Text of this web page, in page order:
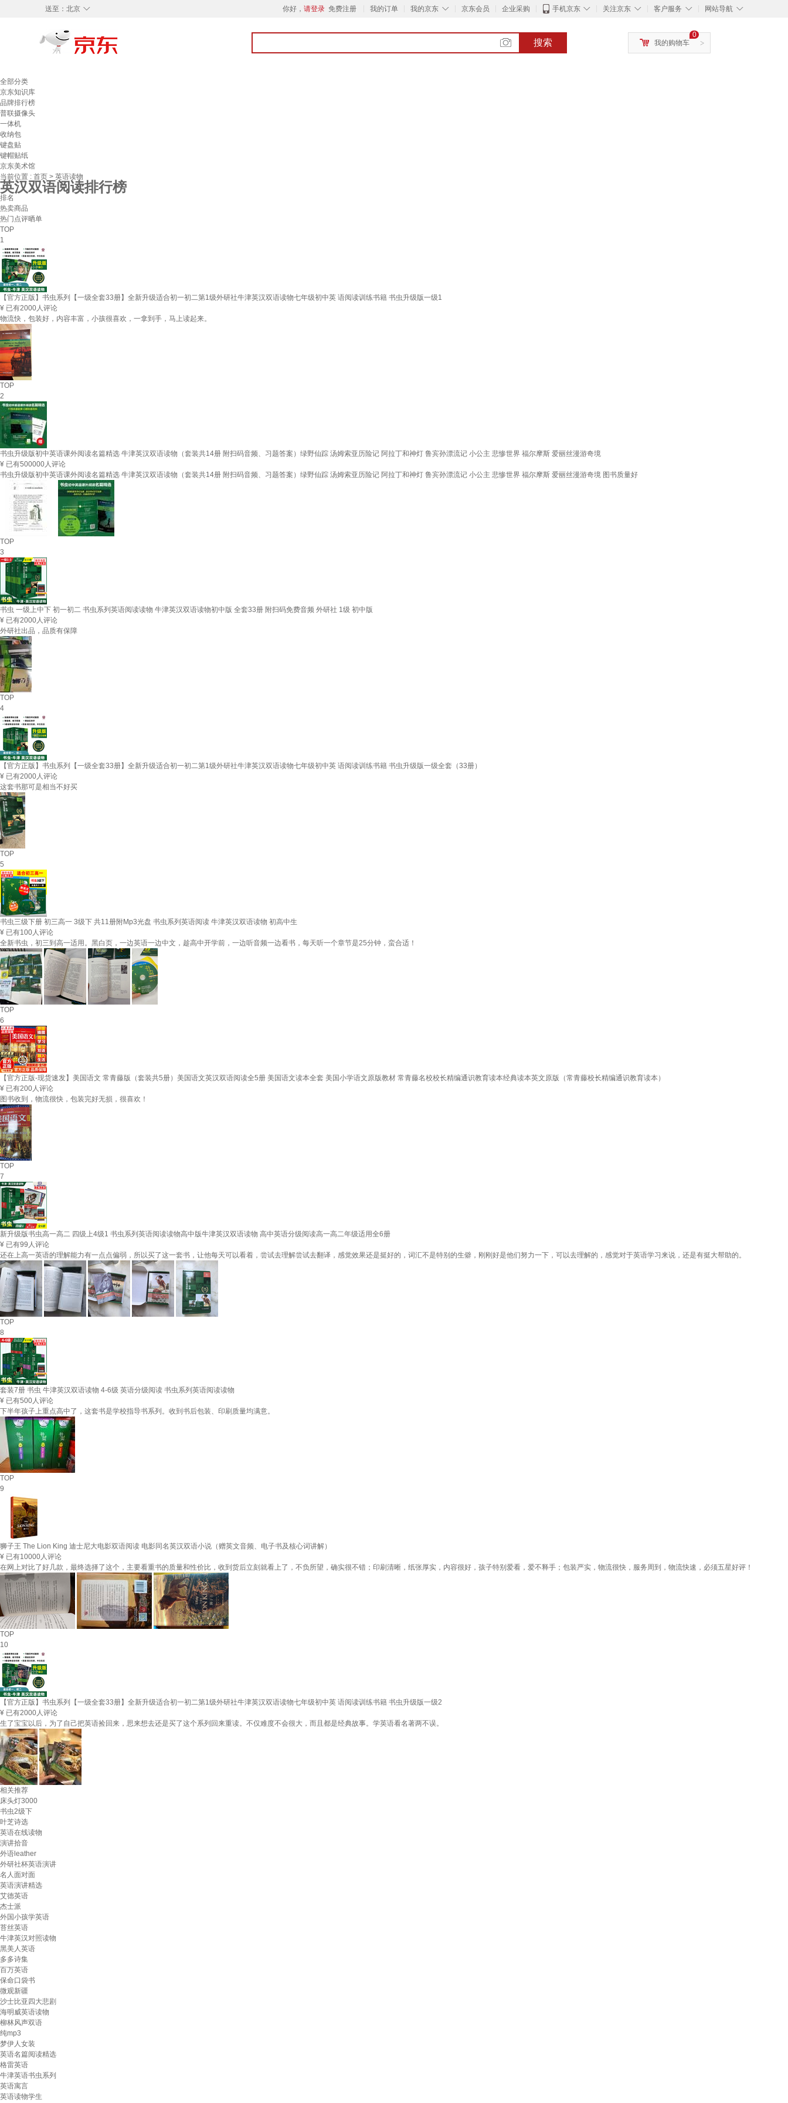
◇
送至： 北京 你好， 请登录 免费注册 我的订单 ◇
我的京东 京东会员 企业采购 ◇
手机京东 ◇
关注京东 ◇
客户服务 ◇
网站导航
搜索 >
0
我的购物车
全部分类
京东知识库
品牌排行榜
普联摄像头
一体机
收纳包
键盘贴
键帽贴纸
京东美术馆
当前位置 : 首页 > 英语读物
英汉双语阅读排行榜
排名
热卖商品
热门点评晒单
TOP
1
【官方正版】书虫系列【一级全套33册】全新升级适合初一初二第1级外研社牛津英汉双语读物七年级初中英 语阅读训练书籍 书虫升级版一级1
¥ 已有2000人评论
物流快，包装好，内容丰富，小孩很喜欢，一拿到手，马上读起来。
TOP
2
书虫升级版初中英语课外阅读名篇精选 牛津英汉双语读物（套装共14册 附扫码音频、习题答案）绿野仙踪 汤姆索亚历险记 阿拉丁和神灯 鲁宾孙漂流记 小公主 悲惨世界 福尔摩斯 爱丽丝漫游奇境
¥ 已有500000人评论
书虫升级版初中英语课外阅读名篇精选 牛津英汉双语读物（套装共14册 附扫码音频、习题答案）绿野仙踪 汤姆索亚历险记 阿拉丁和神灯 鲁宾孙漂流记 小公主 悲惨世界 福尔摩斯 爱丽丝漫游奇境 图书质量好
TOP
3
书虫 一级上中下 初一初二 书虫系列英语阅读读物 牛津英汉双语读物初中版 全套33册 附扫码免费音频 外研社 1级 初中版
¥ 已有2000人评论
外研社出品，品质有保障
TOP
4
【官方正版】书虫系列【一级全套33册】全新升级适合初一初二第1级外研社牛津英汉双语读物七年级初中英 语阅读训练书籍 书虫升级版一级全套（33册）
¥ 已有2000人评论
这套书那可是相当不好买
TOP
5
书虫三级下册 初三高一 3级下 共11册附Mp3光盘 书虫系列英语阅读 牛津英汉双语读物 初高中生
¥ 已有100人评论
全新书虫，初三到高一适用。黑白页，一边英语一边中文，趁高中开学前，一边听音频一边看书，每天听一个章节是25分钟，蛮合适！
TOP
6
【官方正版-现货速发】美国语文 常青藤版（套装共5册）美国语文英汉双语阅读全5册 美国语文读本全套 美国小学语文原版教材 常青藤名校校长精编通识教育读本经典读本英文原版（常青藤校长精编通识教育读本）
¥ 已有200人评论
图书收到，物流很快，包装完好无损，很喜欢！
TOP
7
新升级版书虫高一高二 四级上4级1 书虫系列英语阅读读物高中版牛津英汉双语读物 高中英语分级阅读高一高二年级适用全6册
¥ 已有99人评论
还在上高一英语的理解能力有一点点偏弱，所以买了这一套书，让他每天可以看着，尝试去理解尝试去翻译，感觉效果还是挺好的，词汇不是特别的生僻，刚刚好是他们努力一下，可以去理解的，感觉对于英语学习来说，还是有挺大帮助的。
TOP
8
套装7册 书虫 牛津英汉双语读物 4-6级 英语分级阅读 书虫系列英语阅读读物
¥ 已有500人评论
下半年孩子上重点高中了，这套书是学校指导书系列。收到书后包装、印刷质量均满意。
TOP
9
狮子王 The Lion King 迪士尼大电影双语阅读 电影同名英汉双语小说（赠英文音频、电子书及核心词讲解）
¥ 已有10000人评论
在网上对比了好几款，最终选择了这个，主要看重书的质量和性价比，收到货后立刻就看上了，不负所望，确实很不错；印刷清晰，纸张厚实，内容很好，孩子特别爱看，爱不释手；包装严实，物流很快，服务周到，物流快速，必须五星好评！
TOP
10
【官方正版】书虫系列【一级全套33册】全新升级适合初一初二第1级外研社牛津英汉双语读物七年级初中英 语阅读训练书籍 书虫升级版一级2
¥ 已有2000人评论
生了宝宝以后，为了自己把英语捡回来，思来想去还是买了这个系列回来重读。不仅难度不会很大，而且都是经典故事。学英语看名著两不误。
相关推荐
床头灯3000
书虫2级下
叶芝诗选
英语在线读物
演讲拾音
外语leather
外研社杯英语演讲
名人面对面
英语演讲精选
艾德英语
杰士派
外国小孩学英语
苔丝英语
牛津英汉对照读物
黑美人英语
多多诗集
百万英语
保命口袋书
微观新疆
沙士比亚四大悲剧
海明威英语读物
柳林风声双语
纯mp3
梦伊人女装
英语名篇阅读精选
格雷英语
牛津英语书虫系列
英语寓言
英语读物学生